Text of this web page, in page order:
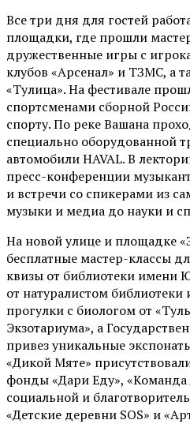
Все три дня для гостей
площадки, где прошли
дружественные игры с
клубов «Арсенал» и ТЗМС, а
«Тулица». На фестивале
спортсменами сборной
спорту. По реке Вашана
специально оборудованной
автомобили HAVAL. В
пресс-конференции
и встречи со спикерами из
музыки и медиа до науки и
На новой улице и площадке
бесплатные мастер-классы
квизы от библиотеки имени
от натуралистом
прогулки с биологом от
Экзотариума», а
привез уникальные
«Дикой Мяте»
фонды «Дари Еду», «Команда
социальной и
«Детские деревни SOS» и